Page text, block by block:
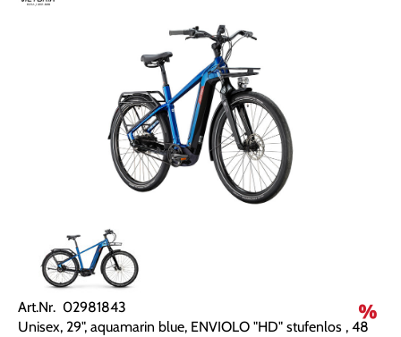
Art.Nr. 02981843
Unisex, 29", aquamarin blue, ENVIOLO "HD" stufenlos , 48